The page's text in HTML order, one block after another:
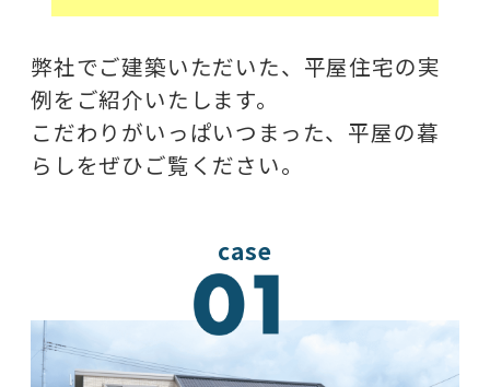
弊社でご建築いただいた、平屋住宅の実
例をご紹介いたします。​
こだわりがいっぱいつまった、平屋の暮
らしをぜひご覧ください。​
case